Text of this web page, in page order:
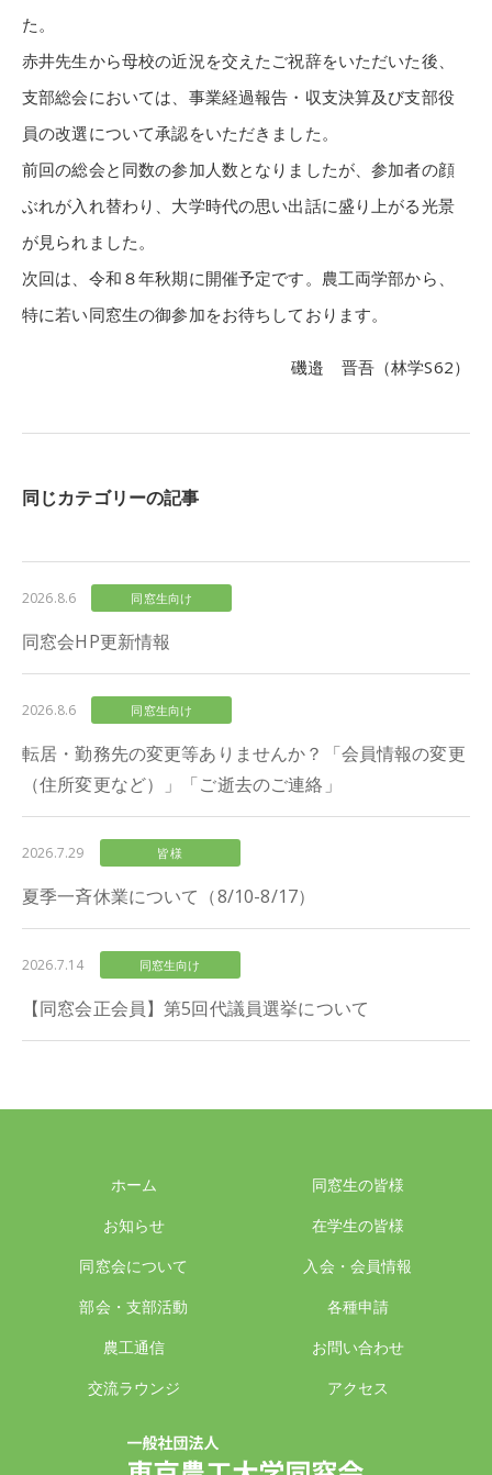
た。
赤井先生から母校の近況を交えたご祝辞をいただいた後、
支部総会においては、事業経過報告・収支決算及び支部役
員の改選について承認をいただきました。
前回の総会と同数の参加人数となりましたが、参加者の顔
ぶれが入れ替わり、大学時代の思い出話に盛り上がる光景
が見られました。
次回は、令和８年秋期に開催予定です。農工両学部から、
特に若い同窓生の御参加をお待ちしております。
磯邉 晋吾（林学S62）
同じカテゴリーの記事
2026.8.6 同窓生向け
同窓会HP更新情報
2026.8.6 同窓生向け
転居・勤務先の変更等ありませんか？「会員情報の変更
（住所変更など）」「ご逝去のご連絡」
2026.7.29 皆様
夏季一斉休業について（8/10-8/17）
2026.7.14 同窓生向け
【同窓会正会員】第5回代議員選挙について
ホーム
お知らせ
同窓会について
部会・支部活動
農工通信
交流ラウンジ
同窓生の皆様
在学生の皆様
入会・会員情報
各種申請
お問い合わせ
アクセス